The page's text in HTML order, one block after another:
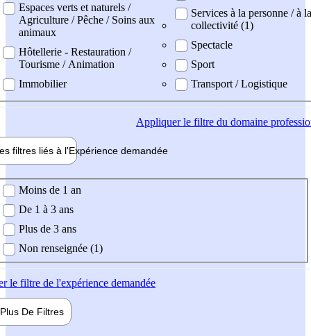
Espaces verts et naturels /
Agriculture / Pêche / Soins aux
animaux
Hôtellerie - Restauration /
Tourisme / Animation
Immobilier
Services à la personne / à la
collectivité (1)
Spectacle
Sport
Transport / Logistique
Appliquerle filtre du domaine
filtres liés à l'Expérience demandée
demandée
Moins de 1 an
De 1 à 3 ans
Plus de 3 ans
Non renseignée (1)
le filtre de l'expérience demandée
Plus De Filtres